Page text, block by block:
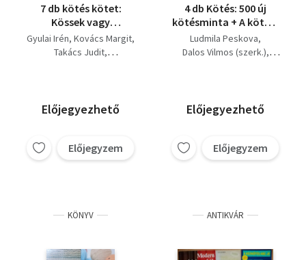
7 db kötés kötet:
Kössek vagy
horgoljak; Kötés-
horgolás; Kötött és
Aranykéz:
kötésmintakönyv; A
Gyulai Irén Kovács Margit
Takács Judit
Előjegyezhető
Előjegyzem
4 db Kötés: 500 új
kötésminta + A kötés-
horgolás kézikönyve +
A házi kötés iskolája +
Ludmila Peskova
Dalos Vilmos (szerk.)
Előjegyezhető
Előjegyzem
KÖNYV ANTIKVÁR